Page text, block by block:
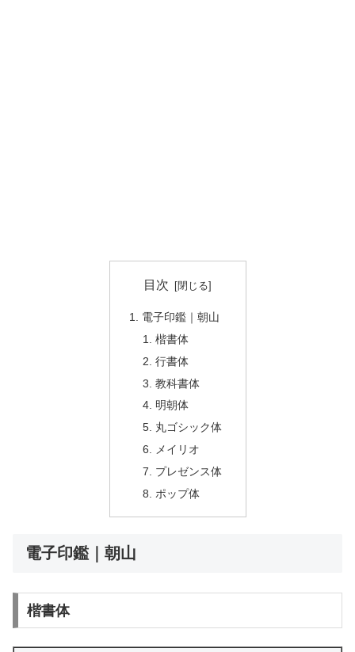
目次
電子印鑑｜朝山
楷書体
行書体
教科書体
明朝体
丸ゴシック体
メイリオ
プレゼンス体
ポップ体
電子印鑑｜朝山
楷書体